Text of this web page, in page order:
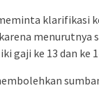
klarifikasi
menurutnya
gaji ke 13 dan ke